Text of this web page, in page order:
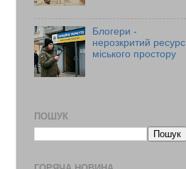
Блогери -
нерозкритий ресурс
міського простору
ПОШУК